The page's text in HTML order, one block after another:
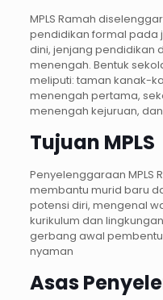
MPLS Ramah
pendidikan formal pada
dini, jenjang pendidikan
menengah. Bentuk
meliputi: taman kanak-
menengah pertama,
menengah kejuruan,
Tujuan MPLS
Penyelenggaraan MPLS
membantu murid baru
potensi diri, mengenal
kurikulum dan
gerbang awal
nyaman
Asas